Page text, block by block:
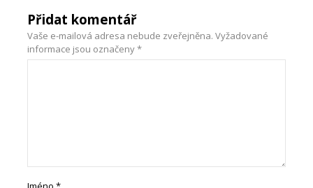
Přidat komentář
Vaše e-mailová adresa nebude zveřejněna. Vyžadované
informace jsou označeny*